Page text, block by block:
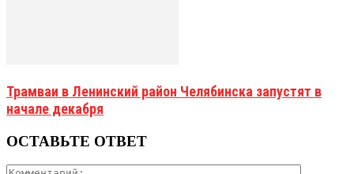
Трамваи в Ленинский район Челябинска запустят в
начале декабря
ОСТАВЬТЕ ОТВЕТ